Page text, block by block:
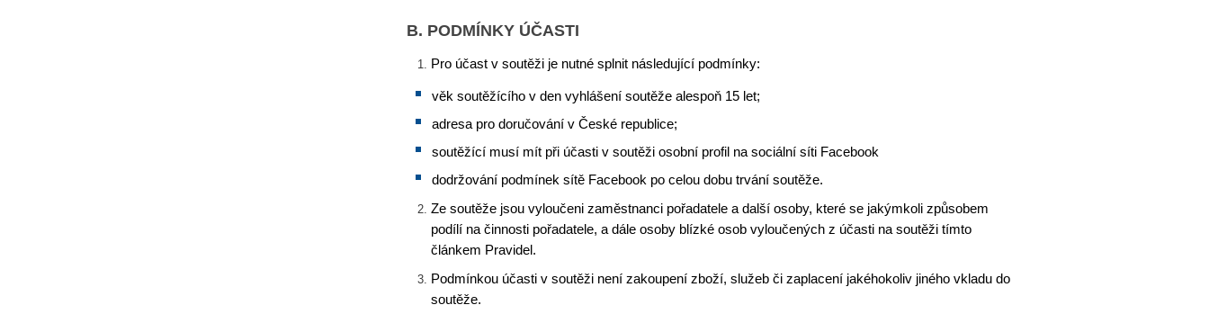
B. PODMÍNKY ÚČASTI
Pro účast v soutěži je nutné splnit následující podmínky:
věk soutěžícího v den vyhlášení soutěže alespoň 15 let;
adresa pro doručování v České republice;
soutěžící musí mít při účasti v soutěži osobní profil na sociální síti Facebook
dodržování podmínek sítě Facebook po celou dobu trvání soutěže.
Ze soutěže jsou vyloučeni zaměstnanci pořadatele a další osoby, které se jakýmkoli způsobem
podílí na činnosti pořadatele, a dále osoby blízké osob vyloučených z účasti na soutěži tímto
článkem Pravidel.
Podmínkou účasti v soutěži není zakoupení zboží, služeb či zaplacení jakéhokoliv jiného vkladu do
soutěže.